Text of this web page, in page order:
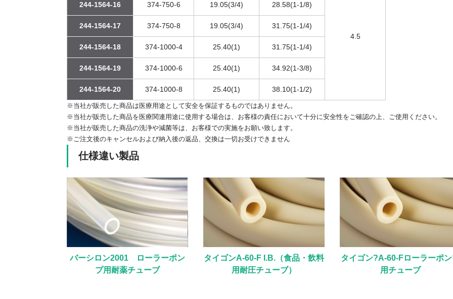
4.5
244-1564-16 374-750-6 19.05(3/4) 28.58(1-1/8)
244-1564-17 374-750-8 19.05(3/4) 31.75(1-1/4)
244-1564-18 374-1000-4 25.40(1) 31.75(1-1/4)
244-1564-19 374-1000-6 25.40(1) 34.92(1-3/8)
244-1564-20 374-1000-8 25.40(1) 38.10(1-1/2)
※当社が販売した商品は医療用途として安全を保証するものではありません。
※当社が販売した商品を医療関連用途に使用する場合は、お客様の責任において十分に安全性をご確認の上、ご使用ください。
※当社が販売した商品の洗浄や減菌等は、お客様での実施をお願い致します。
※ご注文後のキャンセルおよび納入後の返品、交換は一切お受けできません
仕様違い製品
バーシロン2001 ローラーポン
プ用耐薬チューブ
タイゴンA-60-F I.B.（食品・飲料
用耐圧チューブ）
タイゴン?A-60-Fローラーポ
用チューブ